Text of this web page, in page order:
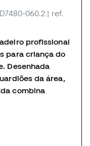
060.2 | ref.
profissional
para criança do
Desenhada
da área,
combina